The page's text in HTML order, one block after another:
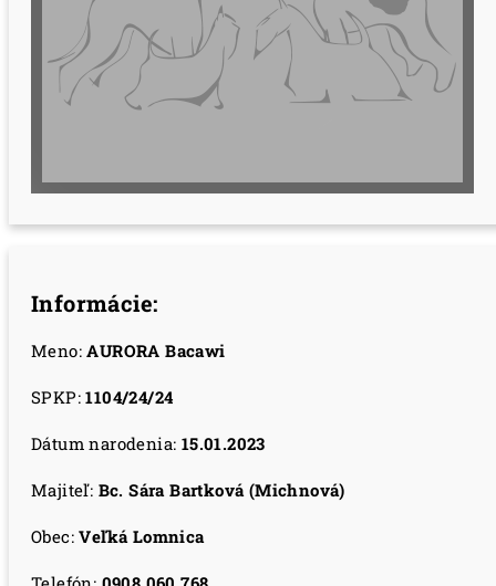
Informácie:
Meno:AURORA Bacawi
SPKP:1104/24/24
Dátum narodenia: 15.01.2023
Majiteľ: Bc. Sára Bartková (Michnová)
Obec:Veľká Lomnica